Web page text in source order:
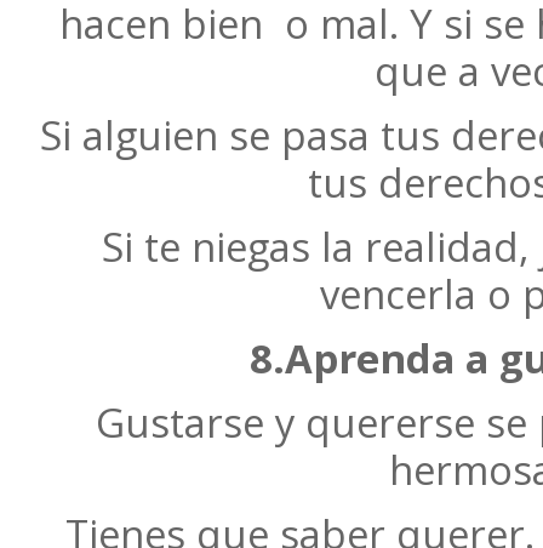
hacen bien o mal. Y si
que a
Si alguien se pasa tus
tus
Si te niegas la
vencerla o
8.Aprenda a
Gustarse y quererse
Tienes que saber